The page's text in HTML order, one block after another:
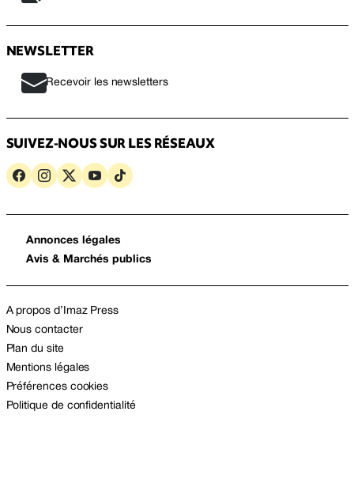
NEWSLETTER
Recevoir les newsletters
SUIVEZ-NOUS SUR LES RÉSEAUX
Annonces légales
Avis & Marchés publics
A propos d’Imaz Press
Nous contacter
Plan du site
Mentions légales
Préférences cookies
Politique de confidentialité